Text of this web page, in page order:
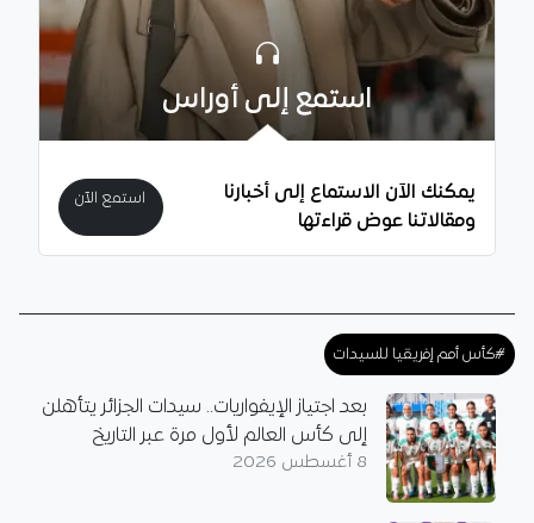
استمع إلى أوراس
يمكنك الآن الاستماع إلى أخبارنا
ومقالاتنا عوض قراءتها
استمع الآن
#كأس أمم إفريقيا للسيدات
بعد اجتياز الإيفواريات.. سيدات الجزائر يتأهلن
إلى كأس العالم لأول مرة عبر التاريخ
8 أغسطس 2026